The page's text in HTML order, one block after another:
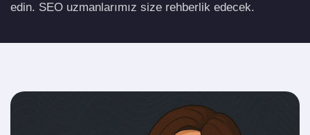
edin. SEO uzmanlarımız size rehberlik edecek.